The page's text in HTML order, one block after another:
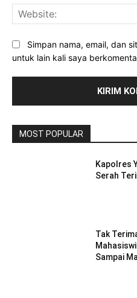
Simpan nama, email, dan
untuk lain kali saya
MOST POPULAR
Kapolres
Serah
Tak
Sampai